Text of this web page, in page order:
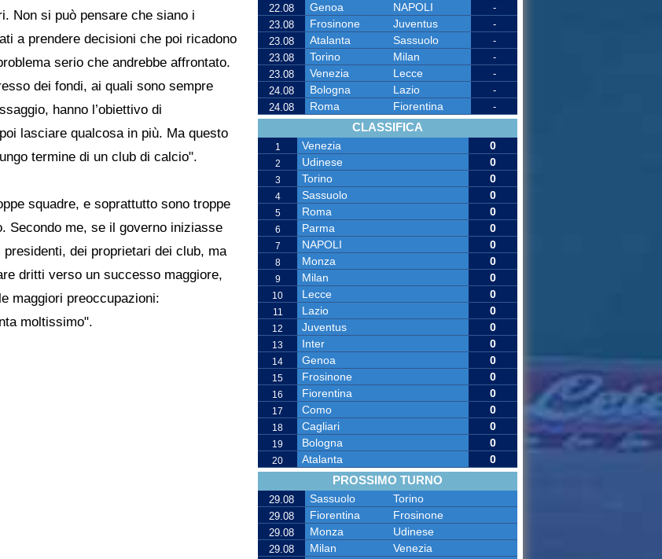
Non si può pensare che siano i
a prendere decisioni che poi ricadono
serio che andrebbe affrontato.
dei fondi, ai quali sono sempre
hanno l’obiettivo di
lasciare qualcosa in più. Ma questo
termine di un club di calcio".
squadre, e soprattutto sono troppe
Secondo me, se il governo iniziasse
dei proprietari dei club, ma
dritti verso un successo maggiore,
maggiori preoccupazioni:
moltissimo".
22.08
Genoa NAPOLI
-
23.08
Frosinone Juventus
-
23.08
Atalanta Sassuolo
-
23.08
Torino Milan
-
23.08
Venezia Lecce
-
24.08
Bologna Lazio
-
24.08
Roma Fiorentina -
CLASSIFICA
1 Venezia 0
2 Udinese 0
3 Torino 0
4 Sassuolo 0
5 Roma 0
6 Parma 0
7 NAPOLI 0
8 Monza 0
9 Milan 0
10 Lecce 0
11 Lazio 0
12 Juventus 0
13 Inter 0
14 Genoa 0
15 Frosinone 0
16 Fiorentina 0
17 Como 0
18 Cagliari 0
19 Bologna 0
20 Atalanta 0
PROSSIMO TURNO
29.08 Sassuolo Torino
29.08 Fiorentina Frosinone
29.08 Monza Udinese
29.08 Milan
Venezia